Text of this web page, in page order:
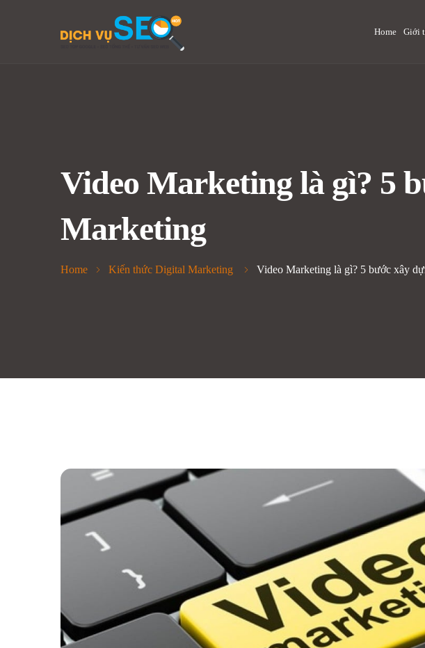
Home Giới
Video Marketing là gì? 5
Marketing
Home Kiến thức Digital Marketing Video Marketing là gì? 5 bước xây